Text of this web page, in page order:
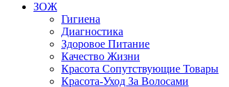
ЗОЖ
Гигиена
Диагностика
Здоровое Питание
Качество Жизни
Красота Сопутствующие Товары
Красота-Уход За Волосами